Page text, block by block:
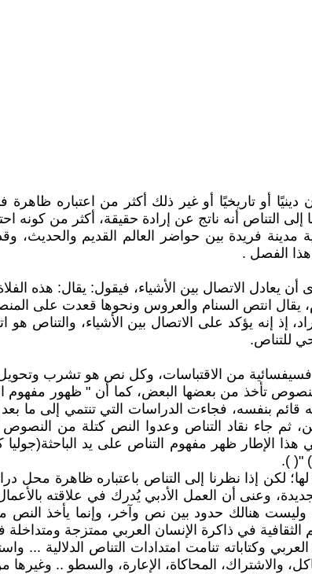
أو تاريخيًا أو غير ذلك أكثر من اعتباره ظاهرة
التناص أنه ناتج عن إرادة حقيقة، أكثر من كونه
مدينة فريدة بين حواضر العالم القديم
الفصل .
يعادل الاتصال بين الأشياء، فيقول: يقال: هذه
يقال انتص السنام والعروس ونحوها قعدت على
إذ إنه يؤكد على الاتصال بين الأشياء، والتناص
للتناص.
فسيفسائية من الاقتباسات، وكل نص هو تشرب
تأخذ من بعضها البعض، كما أن " ظهور مفهوم
قائم بنفسه، فجاءت الدراسات التي تنتمي إلى ما
ثم جاء نقاد التناص وعدوا النص كتلة من
هذا الإطار ظهر مفهوم التناص على يد
"( ‏).
لها؛ لكن إذا نظرنا إلى التناص باعتباره ظاهرة
وعنى أن العمل الأدبي يُدرك في علاقته
وليست هنالك حدود بين نص وآخر، وإنما يأخذ
الثقافية في ذاكرة الإنسان العربي ممتزجة
وكتاباته تنامت امتدادات التناص الدلالية ...
والاشتراك، المحاكاة، الإعارة، والسطو ..